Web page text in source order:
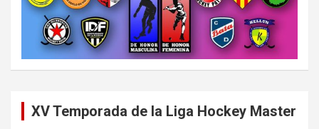
XV Temporada de la Liga Hockey Master